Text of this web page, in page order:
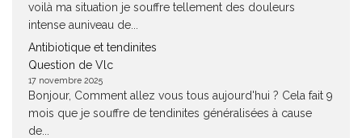
voilà ma situation je souffre tellement des douleurs
intense auniveau de...
Antibiotique et tendinites
Question de Vlc
17 novembre 2025
Bonjour, Comment allez vous tous aujourd'hui ? Cela fait 9
mois que je souffre de tendinites généralisées à cause
de...